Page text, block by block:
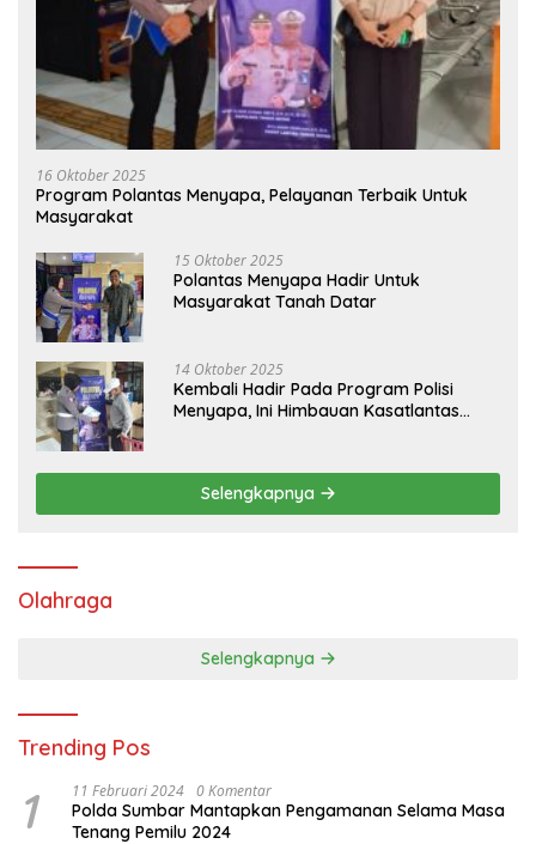
16 Oktober 2025
Program Polantas Menyapa, Pelayanan Terbaik Untuk
Masyarakat
15 Oktober 2025
Polantas Menyapa Hadir Untuk
Masyarakat Tanah Datar
14 Oktober 2025
Kembali Hadir Pada Program Polisi
Menyapa, Ini Himbauan Kasatlantas
Selengkapnya
Olahraga
Selengkapnya
Trending Pos
1 11 Februari 2024 0 Komentar
Polda Sumbar Mantapkan Pengamanan Selama Masa
Tenang Pemilu 2024